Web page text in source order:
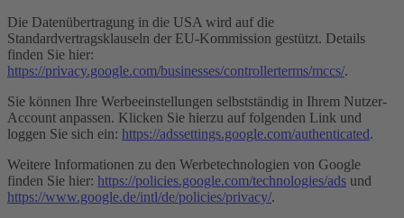
Die Datenübertragung in die USA wird auf die
Standardvertragsklauseln der EU-Kommission gestützt. Details
finden Sie hier:
https://privacy.google.com/businesses/controllerterms/mccs/.
Sie können Ihre Werbeeinstellungen selbstständig in Ihrem Nutzer-
Account anpassen. Klicken Sie hierzu auf folgenden Link und
loggen Sie sich ein: https://adssettings.google.com/authenticated.
Weitere Informationen zu den Werbetechnologien von Google
finden Sie hier: https://policies.google.com/technologies/ads und
https://www.google.de/intl/de/policies/privacy/.